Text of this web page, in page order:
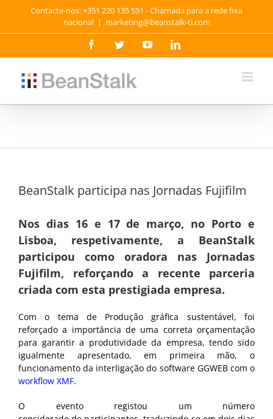
content
Contacte-nos: +351 220 135 551 - Chamada para a rede fixa
nacional | marketing@beanstalk-ti.com
FacebookTwitterYouTubeLinkedIn
BeanStalk participa nas Jornadas Fujifilm
Nos dias 16 e 17 de março, no Porto e
Lisboa, respetivamente, a BeanStalk
participou como oradora nas Jornadas
Fujifilm, reforçando a recente parceria
criada com esta prestigiada empresa.
Com o tema de Produção gráfica sustentável, foi
reforçado a importância de uma correta orçamentação
para garantir a produtividade da empresa, tendo sido
igualmente apresentado, em primeira mão, o
funcionamento da interligação do software GGWEB com o
workflow XMF.
O evento registou um número